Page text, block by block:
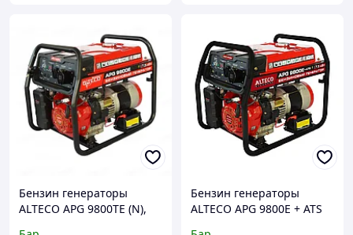
Бензин генераторы
ALTECO APG 9800TE (N),
Бензин генераторы
ALTECO APG 9800E + ATS